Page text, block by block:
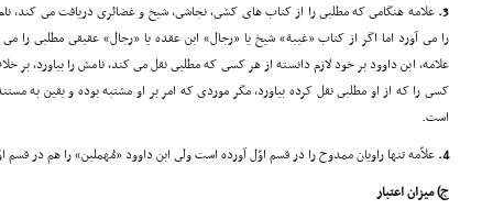
3. علامه هنگامى که مطلبى را از کتاب هاى کشى، نجاشى، شیخ و غضائرى دریافت مى کند،
را مى آورد اما اگر از کتاب «غیبة» شیخ یا «رجال» ابن عقده یا «رجال» عقیقى مطلبى را
علامه، ابن داوود بر خود لازم دانسته از هر کسى که مطلبى نقل مى کند، نامش را بیاورد، بر
کسى را که از او مطلبى نقل کرده بیاورد، مگر موردى که امر بر او مشتبه بوده و یقین به
است.
4. علاّمه تنها راویان ممدوح را در قسم اوّل آورده است ولى ابن داوود «مُهملین» را هم در
ج) میزان اعتبار